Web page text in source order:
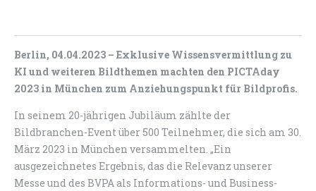
Berlin, 04.04.2023 – Exklusive Wissensvermittlung zu
KI und weiteren Bildthemen machten den PICTAday
2023 in München zum Anziehungspunkt für Bildprofis.
In seinem 20-jährigen Jubiläum zählte der
Bildbranchen-Event über 500 Teilnehmer, die sich am 30.
März 2023 in München versammelten. „Ein
ausgezeichnetes Ergebnis, das die Relevanz unserer
Messe und des BVPA als Informations- und Business-